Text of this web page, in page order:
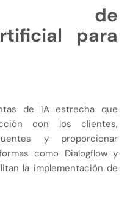
de
para
de IA estrecha que
con los clientes,
y proporcionar
como Dialogflow y
la implementación de